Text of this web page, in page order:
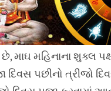
મહિનાના શુક્લ પક્ષ
દિવસ પછીનો ત્રીજો